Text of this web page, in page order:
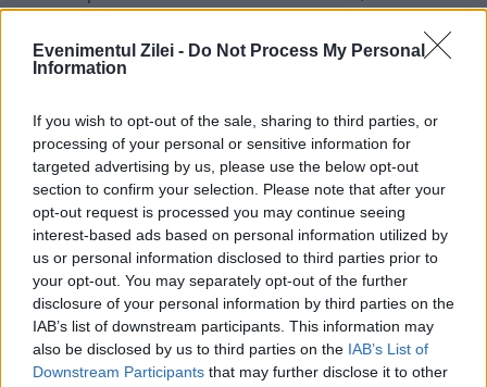
Evenimentul Zilei - Do Not Process My Personal
Information
If you wish to opt-out of the sale, sharing to third parties, or
processing of your personal or sensitive information for
targeted advertising by us, please use the below opt-out
section to confirm your selection. Please note that after your
opt-out request is processed you may continue seeing
interest-based ads based on personal information utilized by
us or personal information disclosed to third parties prior to
your opt-out. You may separately opt-out of the further
disclosure of your personal information by third parties on the
IAB’s list of downstream participants. This information may
also be disclosed by us to third parties on the IAB’s List of
Downstream Participants that may further disclose it to other
Sesizarea aspectelor neconforme, pt.
900/2024 privind transparența și vizarea
unui public-țintă în publicitatea politică –
campanie@pnl.ro
Furnizor de servicii de publicitate
politică:
S.C. Editura Evenimentul și Capital SRL , cu
sediul în București, strada Ceasornicului, nr.